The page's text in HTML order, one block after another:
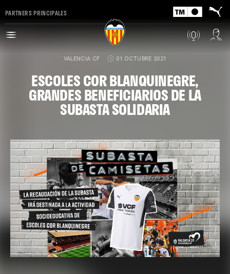
PARTNERS PRINCIPALES
VALENCIA CF 01 OCTUBRE 2021
ESCOLES COR BLANQUINEGRE,
GRANDES BENEFICIARIOS DE LA
SUBASTA SOLIDARIA